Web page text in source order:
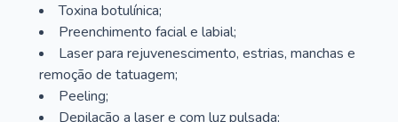
Toxina botulínica;
Preenchimento facial e labial;
Laser para rejuvenescimento, estrias, manchas e
remoção de tatuagem;
Peeling;
Depilação a laser e com luz pulsada;